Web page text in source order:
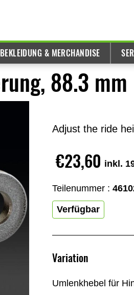
BEKLEIDUNG & MERCHANDISE
88.3 mm
Adjust the ride
€23,60 inkl.
Teilenummer :
Verfügbar
Variation
Umlenkhebel für